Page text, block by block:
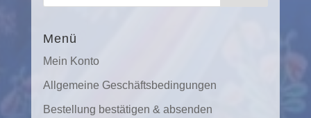
Menü
Mein Konto
Allgemeine Geschäftsbedingungen
Bestellung bestätigen & absenden